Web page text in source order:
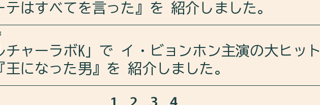
U8X8Af1DwKU=/
テはすべてを言った』を 紹介しました。
ラボKは、鈴木結生さんの芥川賞受賞作『ゲーテはすべてを言った
チャーラボK」で イ・ビョンホン主演の大ヒット
王になった男』を 紹介しました。
ラボKは、イ・ビョンホン主演の大ヒット映画『王になった男』 を
1 2 3 4